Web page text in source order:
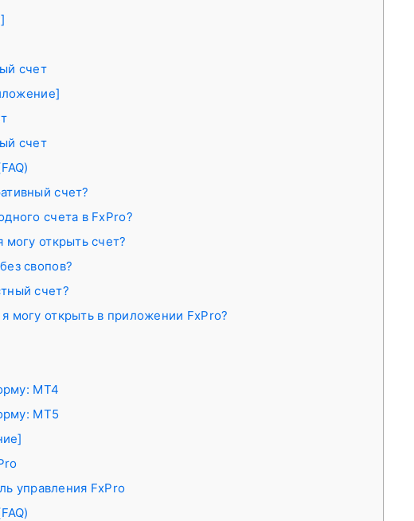
счет
счет
счет?
счета в FxPro?
могу открыть счет?
свопов?
счет?
могу открыть в приложении FxPro?
MT4
MT5
управления FxPro